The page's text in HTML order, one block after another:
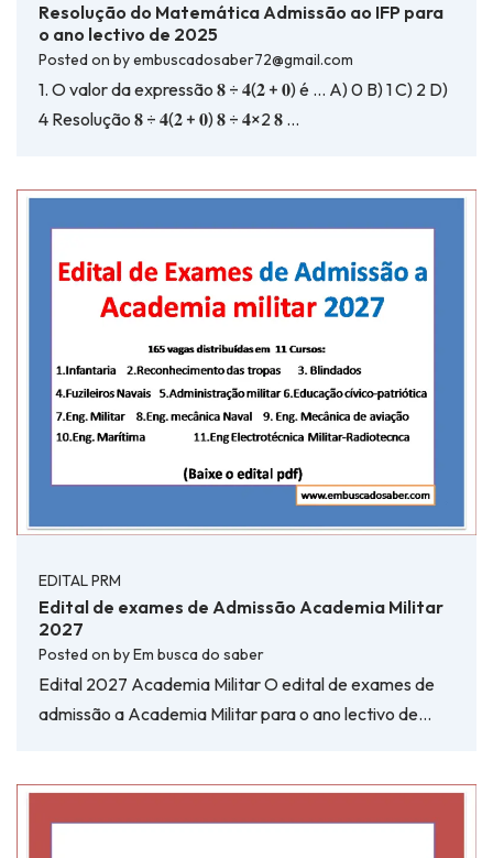
Resolução do Matemática Admissão ao IFP para
o ano lectivo de 2025
Posted on byembuscadosaber72@gmail.com
1. O valor da expressão 𝟖 ÷ 𝟒(𝟐 + 𝟎) é … A) 0 B) 1 C) 2 D)
4 Resolução 𝟖 ÷ 𝟒(𝟐 + 𝟎) 𝟖 ÷ 𝟒×2 𝟖 …
EDITAL PRM
Edital de exames de Admissão Academia Militar
2027
Posted on byEm busca do saber
Edital 2027 Academia Militar O edital de exames de
admissão a Academia Militar para o ano lectivo de…